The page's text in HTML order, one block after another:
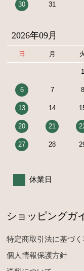
30 31
2026年09月
日 月
1
6 7 8
13 14
20 21
27 28
休業日
ショッピングガ
特定商取引法に基づ
個人情報保護方針